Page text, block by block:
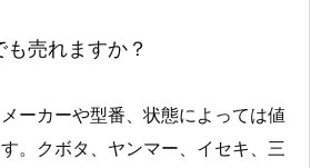
売れますか？
ーカーや型番、状態によっては値
。クボタ、ヤンマー、イセキ、三